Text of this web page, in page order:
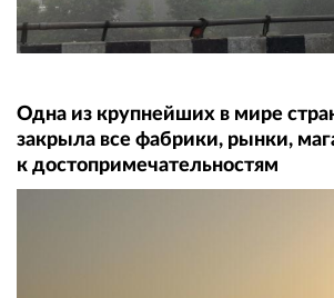
Одна из крупнейших в мире
закрыла все фабрики, рынки,
к достопримечательностям